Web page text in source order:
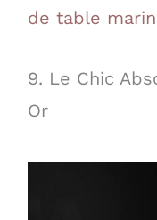
de table marin
9. Le Chic
Or